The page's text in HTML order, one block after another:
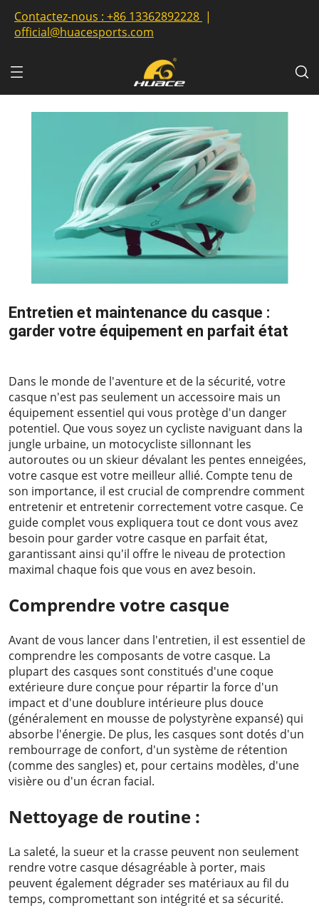
Contactez-nous : +86 13362892228 |
official@huacesports.com
Entretien et maintenance du casque :
garder votre équipement en parfait état
Dans le monde de l'aventure et de la sécurité, votre
casque n'est pas seulement un accessoire mais un
équipement essentiel qui vous protège d'un danger
potentiel. Que vous soyez un cycliste naviguant dans la
jungle urbaine, un motocycliste sillonnant les
autoroutes ou un skieur dévalant les pentes enneigées,
votre casque est votre meilleur allié. Compte tenu de
son importance, il est crucial de comprendre comment
entretenir et entretenir correctement votre casque. Ce
guide complet vous expliquera tout ce dont vous avez
besoin pour garder votre casque en parfait état,
garantissant ainsi qu'il offre le niveau de protection
maximal chaque fois que vous en avez besoin.
Comprendre votre casque
Avant de vous lancer dans l'entretien, il est essentiel de
comprendre les composants de votre casque. La
plupart des casques sont constitués d'une coque
extérieure dure conçue pour répartir la force d'un
impact et d'une doublure intérieure plus douce
(généralement en mousse de polystyrène expansé) qui
absorbe l'énergie. De plus, les casques sont dotés d'un
rembourrage de confort, d'un système de rétention
(comme des sangles) et, pour certains modèles, d'une
visière ou d'un écran facial.
Nettoyage de routine :
La saleté, la sueur et la crasse peuvent non seulement
rendre votre casque désagréable à porter, mais
peuvent également dégrader ses matériaux au fil du
temps, compromettant son intégrité et sa sécurité.